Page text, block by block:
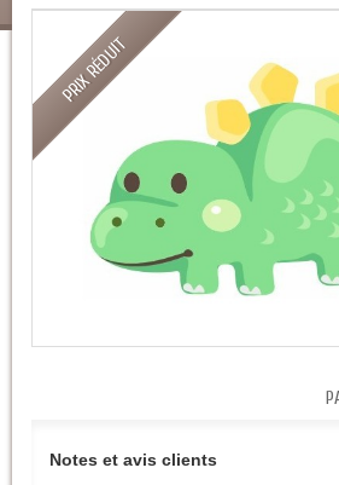
PRIX RÉDUIT
Notes et avis clients